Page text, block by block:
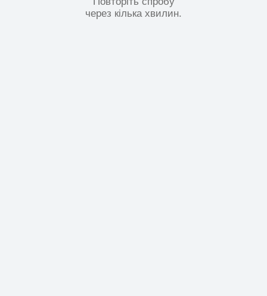
через кілька хвилин.